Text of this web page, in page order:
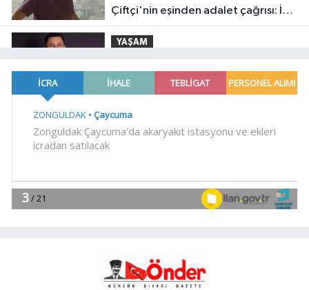
Çiftçi'nin eşinden adalet çağrısı: İki
yıldır mağduruz
YAŞAM
Başkanı Selami Savaş'a bir kapı daha
kapandı!
10:09Bursa'da 'Mahalle Şenlikleri'
09:57 İstanbul Moda açıklarında su
alan teknedeki 4 kişi kurtarıldı